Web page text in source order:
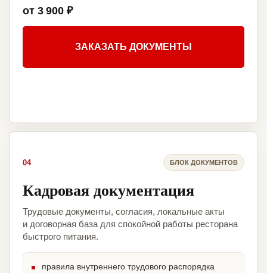
от 3 900 ₽
ЗАКАЗАТЬ ДОКУМЕНТЫ
04 БЛОК ДОКУМЕНТОВ
Кадровая документация
Трудовые документы, согласия, локальные акты
и договорная база для спокойной работы ресторана
быстрого питания.
правила внутреннего трудового распорядка